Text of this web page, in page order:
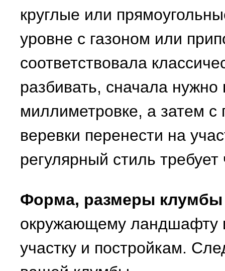
круглые или
уровне с газоном или
соответствовала
разбивать, сначала
миллиметровке, а затем
веревки перенести на
регулярный стиль
Форма, размеры клумбы
окружающему ландшафту
участку и постройкам.